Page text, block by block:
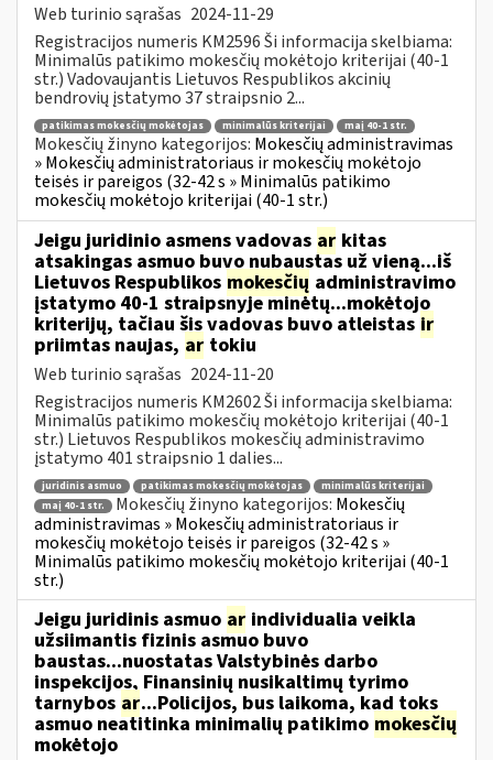
Web turinio sąrašas 2024-11-29
Registracijos numeris KM2596 Ši informacija skelbiama:
Minimalūs patikimo mokesčių mokėtojo kriterijai (40-1
str.) Vadovaujantis Lietuvos Respublikos akcinių
bendrovių įstatymo 37 straipsnio 2...
patikimas mokesčių mokėtojas minimalūs kriterijai maį 40-1 str.
Mokesčių žinyno kategorijos: Mokesčių administravimas
» Mokesčių administratoriaus ir mokesčių mokėtojo
teisės ir pareigos (32-42 s » Minimalūs patikimo
mokesčių mokėtojo kriterijai (40-1 str.)
Jeigu juridinio asmens vadovas ar kitas
atsakingas asmuo buvo nubaustas už vieną...iš
Lietuvos Respublikos mokesčių administravimo
įstatymo 40-1 straipsnyje minėtų...mokėtojo
kriterijų, tačiau šis vadovas buvo atleistas ir
priimtas naujas, ar tokiu
Web turinio sąrašas 2024-11-20
Registracijos numeris KM2602 Ši informacija skelbiama:
Minimalūs patikimo mokesčių mokėtojo kriterijai (40-1
str.) Lietuvos Respublikos mokesčių administravimo
įstatymo 401 straipsnio 1 dalies...
juridinis asmuo patikimas mokesčių mokėtojas
minimalūs kriterijai
maį 40-1 str.
Mokesčių žinyno kategorijos: Mokesčių
administravimas » Mokesčių administratoriaus ir
mokesčių mokėtojo teisės ir pareigos (32-42 s »
Minimalūs patikimo mokesčių mokėtojo kriterijai (40-1
str.)
Jeigu juridinis asmuo ar individualia veikla
užsiimantis fizinis asmuo buvo
baustas...nuostatas Valstybinės darbo
inspekcijos, Finansinių nusikaltimų tyrimo
tarnybos ar...Policijos, bus laikoma, kad toks
asmuo neatitinka minimalių patikimo mokesčių
mokėtojo